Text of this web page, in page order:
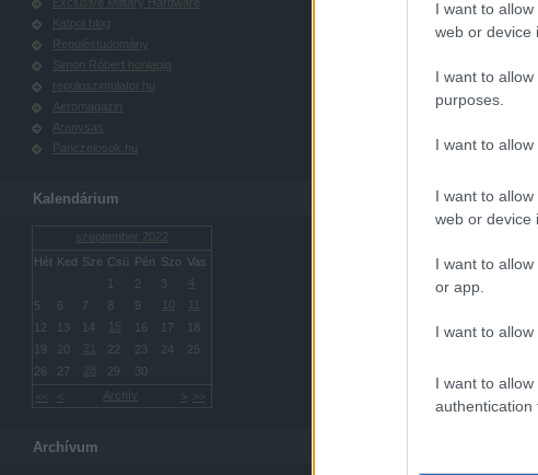
I want to
web or device
I want to
purposes.
I want to
I want to
web or device
I want to
or app.
I want to
I want to
authentication
Katpol blog
Repüléstudomány
Simon Róbert honlapja
repuloszimulator.hu
Aeromagazin
Aranysas
Panczelosok.hu
Kalendárium
szeptember 2022
Hét Ked Sze Csü Pén Szo Vas
Archív > >>
1 2 3
4
5
6 7 8 9
12
13 14 15 16 17
18
19
20 22 23 24
25
26
27 29 30
Archívum